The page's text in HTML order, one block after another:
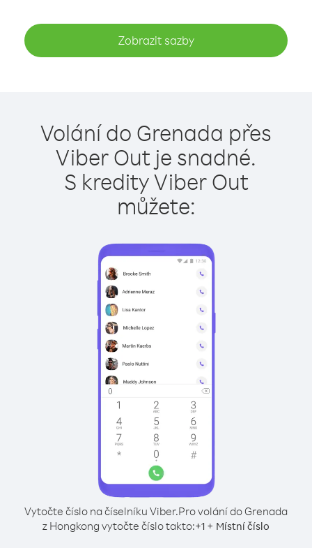
Zobrazit sazby
Volání do Grenada přes
Viber Out je snadné.
S kredity Viber Out
můžete:
Vytočte číslo na číselníku Viber.Pro volání do Grenada
z Hongkong vytočte číslo takto:+1 + Místní číslo